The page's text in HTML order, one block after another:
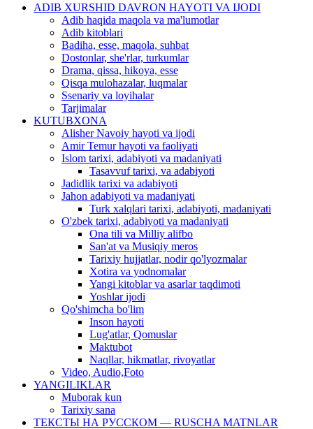
ADIB XURSHID DAVRON HAYOTI VA IJODI
Adib haqida maqola va ma'lumotlar
Adib kitoblari
Badiha, esse, maqola, suhbat
Dostonlar, she'rlar, turkumlar
Drama, qissa, hikoya, esse
Qisqa mulohazalar, luqmalar
Ssenariy va loyihalar
Tarjimalar
KUTUBXONA
Alisher Navoiy hayoti va ijodi
Amir Temur hayoti va faoliyati
Islom tarixi, adabiyoti va madaniyati
Tasavvuf tarixi, va adabiyoti
Jadidlik tarixi va adabiyoti
Jahon adabiyoti va madaniyati
Turk xalqlari tarixi, adabiyoti, madaniyati
O'zbek tarixi, adabiyoti va madaniyati
Ona tili va Milliy alifbo
San'at va Musiqiy meros
Tarixiy hujjatlar, nodir qo'lyozmalar
Xotira va yodnomalar
Yangi kitoblar va asarlar taqdimoti
Yoshlar ijodi
Qo'shimcha bo'lim
Inson hayoti
Lug'atlar, Qomuslar
Maktubot
Naqllar, hikmatlar, rivoyatlar
Video, Audio,Foto
YANGILIKLAR
Muborak kun
Tarixiy sana
ТЕКСТЫ НА РУССКОМ — RUSCHA MATNLAR